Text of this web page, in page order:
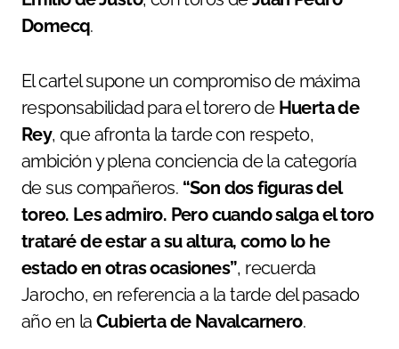
Domecq.
El cartel supone un compromiso de máxima
responsabilidad para el torero de Huerta de
Rey, que afronta la tarde con respeto,
ambición y plena conciencia de la categoría
de sus compañeros. “Son dos figuras del
toreo. Les admiro. Pero cuando salga el toro
trataré de estar a su altura, como lo he
estado en otras ocasiones”, recuerda
Jarocho, en referencia a la tarde del pasado
año en laCubierta de Navalcarnero.